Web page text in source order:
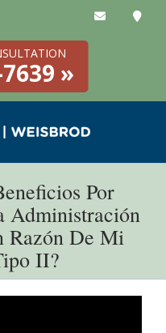
»
Por
Administración
Razón De Mi
II?